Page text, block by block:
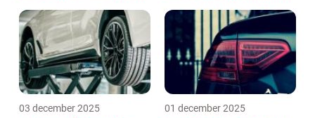
03 december 2025 01 december 2025